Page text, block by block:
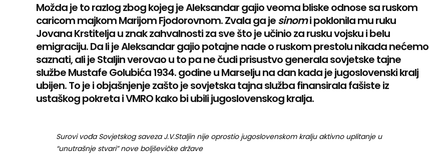
Možda je to razlog zbog kojeg je Aleksandar gajio veoma bliske odnose sa ruskom
caricom majkom Marijom Fjodorovnom. Zvala ga jesinomi poklonila mu ruku
Jovana Krstitelja u znak zahvalnosti za sve što je učinio za rusku vojsku i belu
emigraciju. Da li je Aleksandar gajio potajne nade o ruskom prestolu nikada nećemo
saznati, ali je Staljin verovao u to pa ne čudi prisustvo generala sovjetske tajne
službe Mustafe Golubića 1934. godine u Marselju na dan kada je jugoslovenski kralj
ubijen. To je i objašnjenje zašto je sovjetska tajna služba finansirala fašiste iz
ustaškog pokreta i VMRO kako bi ubili jugoslovenskog kralja.
Surovi vođa Sovjetskog saveza J.V.Staljin nije oprostio jugoslovenskom kralju aktivno uplitanje u
“unutrašnje stvari” nove boljševičke države